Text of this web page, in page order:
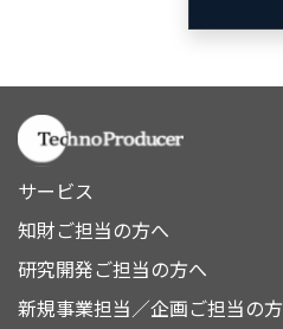
サービス
知財ご担当の方へ
研究開発ご担当の方へ
新規事業担当／企画ご担当の